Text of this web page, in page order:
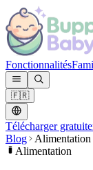
Fonctionnalités
🇫🇷
Télécharger
Blog
Alimentation
Alimentation